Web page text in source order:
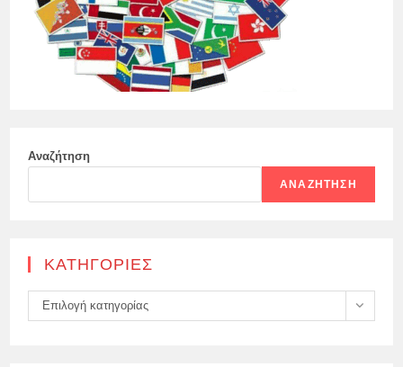
Αναζήτηση
ΑΝΑΖΉΤΗΣΗ
KΑΤΗΓΟΡΊΕΣ
Kατηγορίες
Επιλογή κατηγορίας